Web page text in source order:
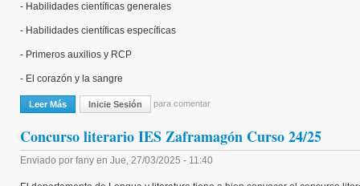
- Habilidades científicas generales
- Habilidades científicas específicas
- Primeros auxilios y RCP
- El corazón y la sangre
Leer Más Sobre Semana De Las Ciencias En El IES Zaframagón
Inicie Sesión para comentar
Concurso literario IES Zaframagón Curso 24/25
Enviado por fany en Jue, 27/03/2025 - 11:40